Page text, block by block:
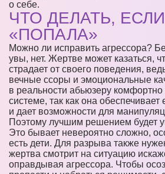
о себе.
ЧТО ДЕЛАТЬ,
«ПОПАЛА»
Можно ли исправить агрессора?
увы, нет. Жертве может казаться,
страдает от своего поведения,
вечные ссоры и эмоциональные
в реальности абьюзеру комфортно
системе, так как она обеспечивает
и дает возможности для
Поэтому лучшим решением будет
Это бывает невероятно сложно,
есть дети. Для разрыва также
жертва смотрит на ситуацию
оправдывая агрессора. Чтобы